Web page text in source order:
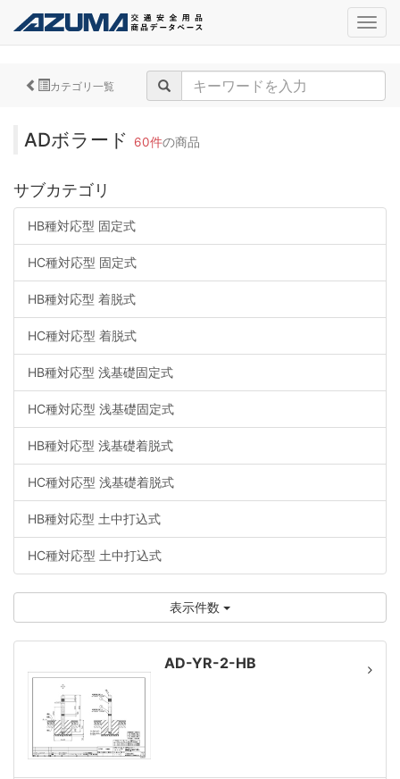
カテゴリ一覧
ADボラード 60件の商品
サブカテゴリ
HB種対応型 固定式
HC種対応型 固定式
HB種対応型 着脱式
HC種対応型 着脱式
HB種対応型 浅基礎固定式
HC種対応型 浅基礎固定式
HB種対応型 浅基礎着脱式
HC種対応型 浅基礎着脱式
HB種対応型 土中打込式
HC種対応型 土中打込式
表示件数
AD-YR-2-HB